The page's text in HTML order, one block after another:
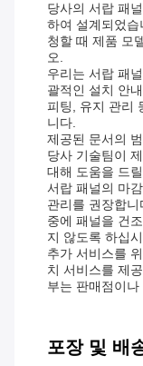
당사의 서랍 패
하여 설계되었
청할 때 제품 모
오.
우리는 서랍 패
괄적인 설치 안
피팅, 유지 관리
니다.
제공된 문서의
당사 기술팀이
대해 도움을 드
서랍 패널의 마
관리를 권장합
중에 패널을 건
지 않도록 하십
추가 서비스를
치 서비스를 제
부는 판매점이
포장 및 배